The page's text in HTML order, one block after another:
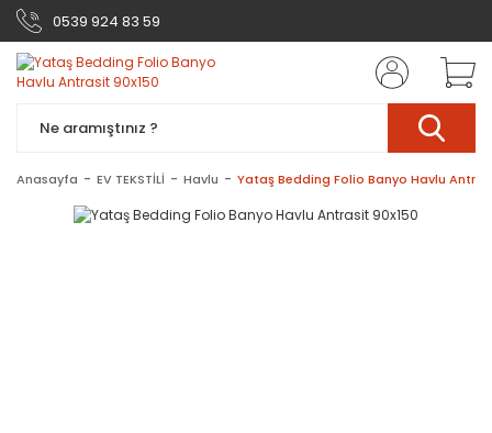
0539 924 83 59
Anasayfa EV TEKSTİLİ Havlu Yataş Bedding Folio Banyo Havlu